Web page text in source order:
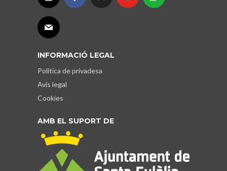
INFORMACIÓ LEGAL
Política de privadesa
Avís legal
Cookies
AMB EL SUPORT DE